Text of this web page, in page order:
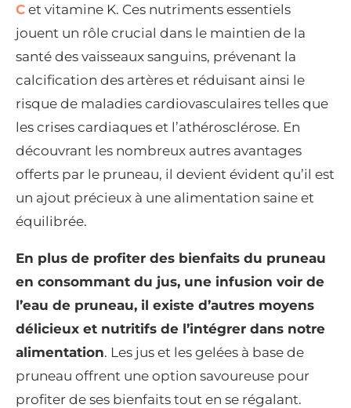
C et vitamine K. Ces nutriments essentiels
jouent un rôle crucial dans le maintien de la
santé des vaisseaux sanguins, prévenant la
calcification des artères et réduisant ainsi le
risque de maladies cardiovasculaires telles que
les crises cardiaques et l’athérosclérose. En
découvrant les nombreux autres avantages
offerts par le pruneau, il devient évident qu’il est
un ajout précieux à une alimentation saine et
équilibrée.
En plus de profiter des bienfaits du pruneau
en consommant du jus, une infusion voir de
l’eau de pruneau, il existe d’autres moyens
délicieux et nutritifs de l’intégrer dans notre
alimentation. Les jus et les gelées à base de
pruneau offrent une option savoureuse pour
profiter de ses bienfaits tout en se régalant.